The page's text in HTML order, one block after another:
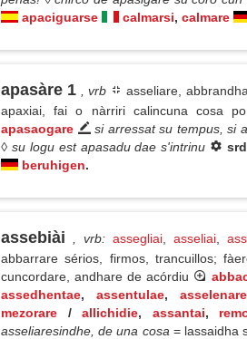
apaciguarse
calmarsi, calmare
apasàre 1 , vrb
asseliare,
apaxiai, fai o nàrriri calincuna cosa
apasaogare
si arressat su tempus, si
◊ su logu est apasadu dae s'intrinu
beruhigen.
assebiài , vrb: assegliai asseliai
abbarrare sérios, firmos, trancuillos;
cuncordare, andhare de acórdiu
assedhentae,assentulae,asselenare
mezorare
/ allichidie, assantai,
asseliaresindhe, de una cosa = lassaidha